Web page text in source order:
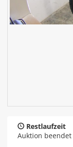
Restlaufzeit
Auktion beendet